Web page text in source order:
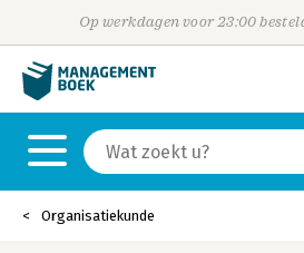
Op werkdagen voor 23:00
Organisatiekunde